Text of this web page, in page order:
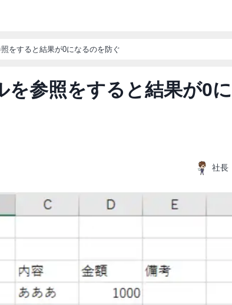
をすると結果が0になるのを防ぐ
を参照をすると結果が0に
社長